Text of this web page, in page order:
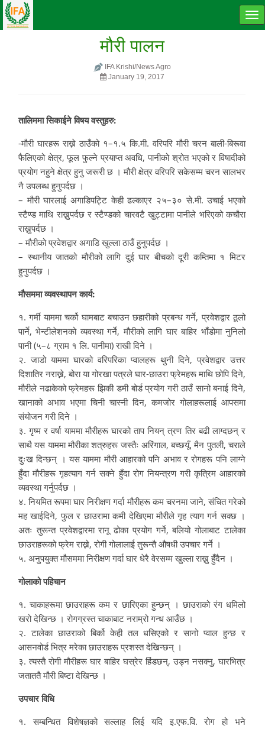
मौरी पालन
IFA Krishi/News Agro
January 19, 2017
तालिममा सिकाईने विषय वस्तुहरु:
-मौरी घारहरू राख्ने ठाउँको १–१.५ कि.मी. वरिपरि मौरी चरन बाली-बिरूवा
फैलिएको क्षेत्र, फूल फुल्ने प्रयाप्त अवधि, पानीको श्रोत भएको र विषादीको
प्रयोग नहुने क्षेत्र हुनु जरूरी छ । मौरी क्षेत्र वरिपरि सकेसम्म चरन सालभर
नै उपलब्ध हुनुपर्दछ ।
– मौरी घारलाई अगाडिपट्टि केही ढल्काएर २५–३० से.मी. उचाई भएको
स्टैण्ड माथि राख्नुपर्दछ र स्टैण्डको चारवटै खुट्टामा पानीले भरिएको कचौरा
राख्नुपर्दछ ।
– मौरीको प्रवेशद्वार अगाडि खुल्ला ठाउँ हुनुपर्दछ ।
– स्थानीय जातको मौरीको लागि दुई घार बीचको दूरी कम्तिमा १ मिटर
हुनुपर्दछ ।
मौसममा व्यवस्थापन कार्य:
१. गर्मी याममा चर्को घामबाट बचाउन छहारीको प्रबन्ध गर्ने, प्रवेशद्वार ठूलो
पार्ने, भेन्टीलेशनको व्यवस्था गर्ने, मौरीको लागि घार बाहिर भाँडोमा नुनिलो
पानी (५–८ ग्राम १ लि. पानीमा) राखी दिने ।
२. जाडो याममा घारको वरिपरिका प्वालहरू थुनी दिने, प्रवेशद्वार उत्तर
दिशातिर नराख्ने, बोरा या गोरखा पत्रले घार-छाउरा फ्रेमहरू माथि छोपि दिने,
मौरीले नढाकेको फ्रेमहरू झिकी डमी बोर्ड प्रयोग गरी ठाउँ सानो बनाई दिने,
खानाको अभाव भएमा चिनी चास्नी दिन, कमजोर गोलाहरूलाई आपसमा
संयोजन गरी दिने ।
३. गृष्म र वर्षा याममा मौरीहरू घारको ताप नियन् त्रण तिर बढी लाग्दछन् र
साथै यस याममा मौरीका शत्रुहरू जस्तैः अरिंगाल, बच्छयूँ, मैन पुतली, चराले
दुःख दिन्छन् । यस याममा मौरी आहारको पनि अभाव र रोगहरू पनि लाग्ने
हुँदा मौरीहरू गृहत्याग गर्न सक्ने हुँदा रोग नियन्त्रण गरी कृत्रिम आहारको
व्यवस्था गर्नुपर्दछ ।
४. नियमित रूपमा घार निरीक्षण गर्दा मौरीहरू कम चरनमा जाने, संचित गरेको
मह खाईदिने, फुल र छाउरामा कमी देखिएमा मौरीले गृह त्याग गर्न सक्छ ।
अतः तुरून्त प्रवेशद्वारमा रानू ढोका प्रयोग गर्ने, बलियो गोलाबाट टालेका
छाउराहरूको फ्रेम राख्ने, रोगी गोलालाई तुरून्तै औषधी उपचार गर्ने ।
५. अनुपयुक्त मौसममा निरीक्षण गर्दा घार धेरै वेरसम्म खुल्ला राख्नु हुँदैन ।
गोलाको पहिचान
१. चाकाहरूमा छाउराहरू कम र छारिएका हुन्छन् । छाउराको रंग धमिलो
खरो देखिन्छ । रोगग्रस्त चाकाबाट नराम्रो गन्ध आउँछ ।
२. टालेका छाउराको बिर्को केही तल धसिएको र सानो प्वाल हुन्छ र
आसनवोर्ड भित्र मरेका छाउराहरू प्रशस्त देखिन्छन् ।
३. त्यस्तै रोगी मौरीहरू घार बाहिर घस्रेर हिंंडछन्, उड्न नसक्नु, घारभित्र
जताततै मौरी बिष्टा देखिन्छ ।
उपचार विधि
१. सम्बन्धित विशेषज्ञको सल्लाह लिई यदि इ.एफ.वि. रोग हो भने